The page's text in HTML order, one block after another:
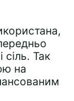
Так
на